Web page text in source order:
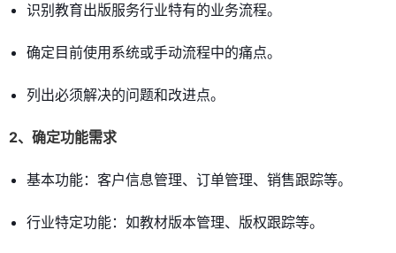
识别教育出版服务行业特有的业务流程。
确定目前使用系统或手动流程中的痛点。
列出必须解决的问题和改进点。
2、确定功能需求
基本功能：客户信息管理、订单管理、销售跟踪等。
行业特定功能：如教材版本管理、版权跟踪等。